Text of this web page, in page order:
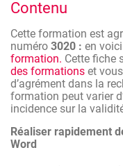
fonctionnalités des
Cette formation vous
Gagner du
rationnelle
Être plus
fonctions
Créer des
Contenu
Cette formation est
numéro 3020 : en
formation. Cette fiche
des formations et
d’agrément dans la
formation peut varier
incidence sur la
Réaliser rapidement
Word